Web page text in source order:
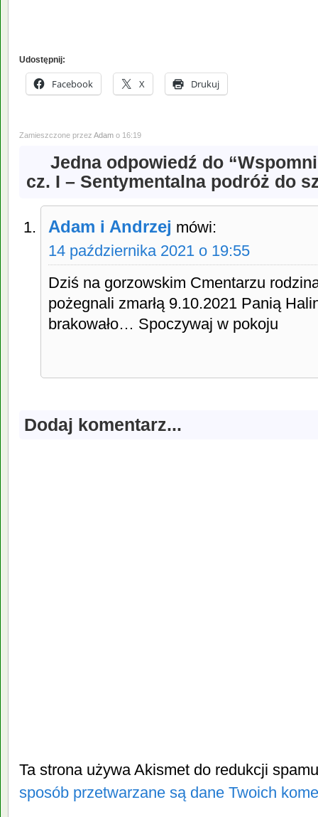
Udostępnij:
Facebook X Drukuj
Zamieszczone przez Adam o 16:19
Jedna odpowiedź do
cz. I – Sentymentalna podróż do
Adam i Andrzej mówi:
14 października 2021 o 19:55
Dziś na gorzowskim Cmentarzu
pożegnali zmarłą 9.10.2021 Panią
brakowało… Spoczywaj w pokoju
Dodaj komentarz...
Ta strona używa Akismet do redukcji
sposób przetwarzane są dane Twoich